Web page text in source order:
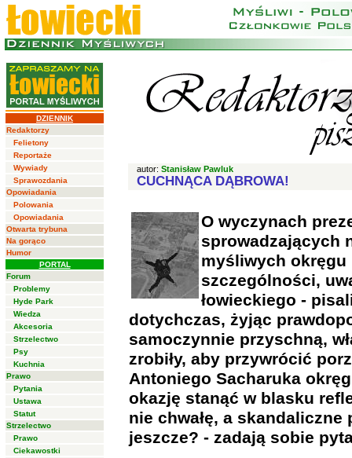
DZIENNIK
Redaktorzy
Felietony
Reportaże
Wywiady
Sprawozdania
Opowiadania
Polowania
Opowiadania
Otwarta trybuna
Na gorąco
Humor
PORTAL
Forum
Problemy
Hyde Park
Wiedza
Akcesoria
Strzelectwo
Psy
Kuchnia
Prawo
Pytania
Ustawa
Statut
Strzelectwo
Prawo
Ciekawostki
autor: Stanisław Pawluk
CUCHNĄCA DĄBROWA!
O wyczynach
sprowadzających
myśliwych okręgu
szczególności,
łowieckiego -
dotychczas, żyjąc
samoczynnie przyschną,
zrobiły, aby przywrócić
Antoniego Sacharuka
okazję stanąć w blasku
nie chwałę, a
jeszcze? - zadają sobie